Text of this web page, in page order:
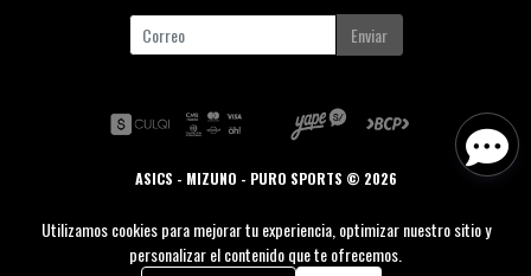
Enviar
ASICS - MIZUNO - PURO SPORTS © 2026
Utilizamos cookies para mejorar tu experiencia, optimizar nuestro sitio y
personalizar el contenido que te ofrecemos.